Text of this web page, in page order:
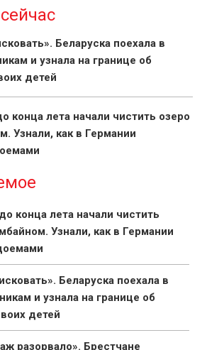
Беларуска поехала в
и узнала на границе об
детей
конца лета начали чистить озеро
Узнали, как в Германии
конца лета начали чистить
Узнали, как в Германии
Беларуска поехала в
и узнала на границе об
детей
разорвало». Брестчане